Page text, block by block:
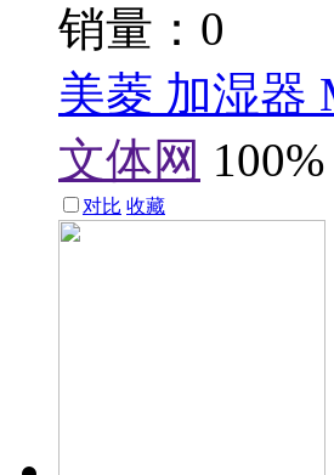
销量：0
美菱 加湿器
文体网 100%
对比 收藏